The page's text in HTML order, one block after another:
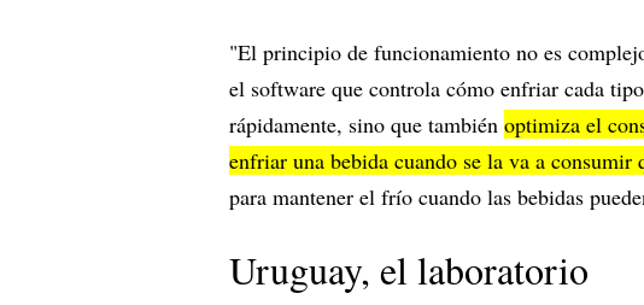
"El principio de funcionamiento no es
el software que controla cómo enfriar cada
rápidamente, sino que también optimiza el
enfriar una bebida cuando se la va a consumir
para mantener el frío cuando las bebidas
Uruguay, el laboratorio